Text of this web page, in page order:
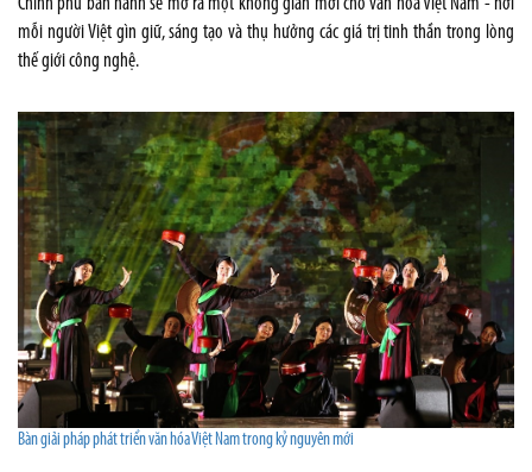
mỗi người Việt gìn giữ, sáng tạo và thụ hưởng các giá trị tinh thần trong lòng
thế giới công nghệ.
Bàn giải pháp phát triển văn hóa Việt Nam trong kỷ nguyên mới